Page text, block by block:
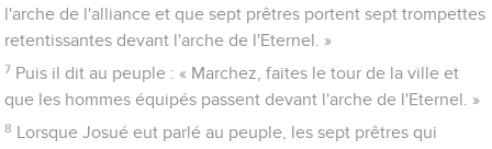
l'arche de l'alliance et que sept prêtres portent sept trompettes
retentissantes devant l'arche de l'Eternel. »
7 Puis il dit au peuple : « Marchez, faites le tour de la ville et
que les hommes équipés passent devant l'arche de l'Eternel. »
8
Lorsque Josué eut parlé au peuple, les sept prêtres qui